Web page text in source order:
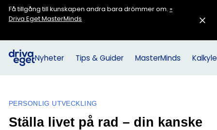
Få tillgång till kunskapen andra bara drömmer om. »
Driva Eget MasterMinds
Nyheter Tips & Guider MasterMinds
PERSONLIG UTVECKLING
Ställa livet på rad – din kanske